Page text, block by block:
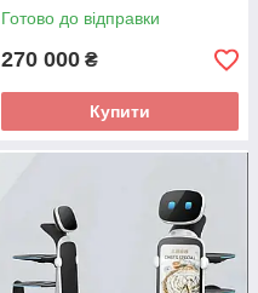
Готово до відправки
270 000 ₴
Купити